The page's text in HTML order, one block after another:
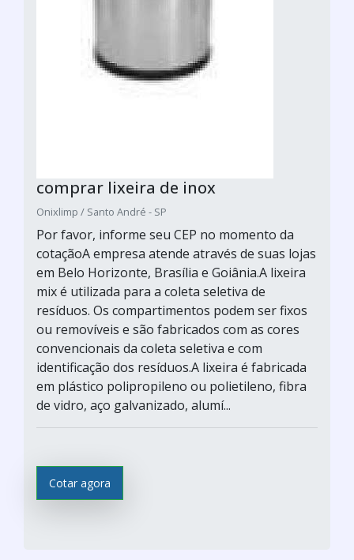
comprar lixeira de inox
Onixlimp / Santo André - SP
Por favor, informe seu CEP no momento da
cotaçãoA empresa atende através de suas lojas
em Belo Horizonte, Brasília e Goiânia.A lixeira
mix é utilizada para a coleta seletiva de
resíduos. Os compartimentos podem ser fixos
ou removíveis e são fabricados com as cores
convencionais da coleta seletiva e com
identificação dos resíduos.A lixeira é fabricada
em plástico polipropileno ou polietileno, fibra
de vidro, aço galvanizado, alumí...
Cotar agora